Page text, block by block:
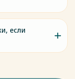
если